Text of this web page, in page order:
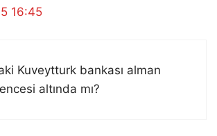
16:45
Kuveytturk bankası alman
altında mı?